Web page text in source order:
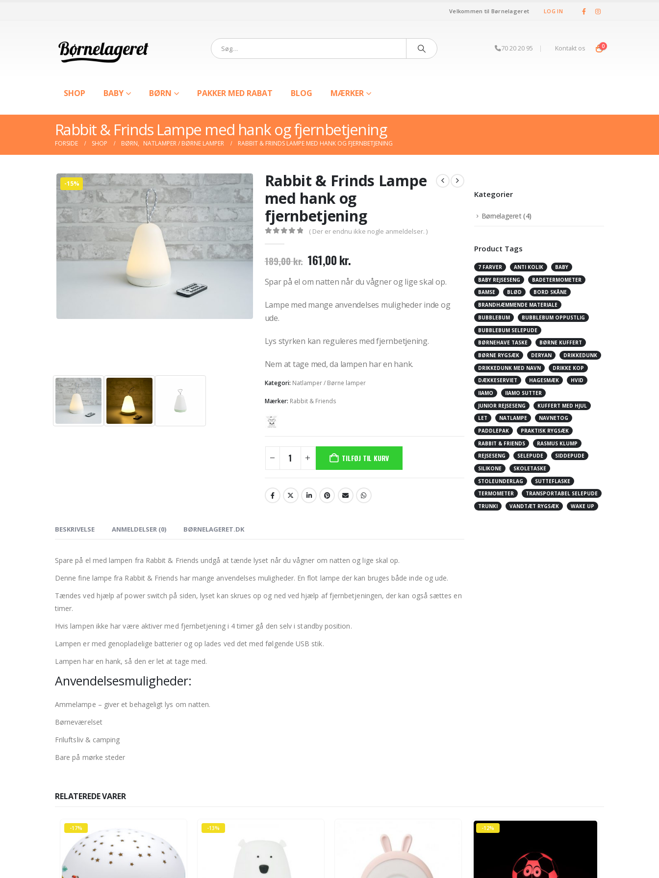
Velkommen til Børnelageret LOG IN
70 20 20 95 | Kontakt os 0
SHOP BABY BØRN PAKKER MED RABAT BLOG MÆRKER
Rabbit & Frinds Lampe med hank og fjernbetjening
FORSIDE SHOP BØRN, NATLAMPER / BØRNE LAMPER RABBIT & FRINDS LAMPE MED HANK OG FJERNBETJENING
-15%
Rabbit & Frinds Lampe
med hank og
fjernbetjening
( Der er endnu ikke nogle anmeldelser. )
189,00kr. Den
oprindelige
pris
189,00 kr..
161,00kr.Den
aktuelle
pris
161,00 kr..
Spar på el om natten når du vågner og lige skal op.
Lampe med mange anvendelses muligheder inde og
ude.
Lys styrken kan reguleres med fjernbetjening.
Nem at tage med, da lampen har en hank.
Kategori: Natlamper / Børne lamper
Mærker: Rabbit & Friends
TILFØJ TIL KURV
BESKRIVELSE ANMELDELSER (0) BØRNELAGERET.DK
Spare på el med lampen fra Rabbit & Friends undgå at tænde lyset når du vågner om natten og lige skal op.
Denne fine lampe fra Rabbit & Friends har mange anvendelses muligheder. En flot lampe der kan bruges både inde og ude.
Tændes ved hjælp af power switch på siden, lyset kan skrues op og ned ved hjælp af fjernbetjeningen, der kan også sættes en
timer.
Hvis lampen ikke har være aktiver med fjernbetjening i 4 timer gå den selv i standby position.
Lampen er med genopladelige batterier og op lades ved det med følgende USB stik.
Lampen har en hank, så den er let at tage med.
Anvendelsesmuligheder:
Ammelampe – giver et behageligt lys om natten.
Børneværelset
Friluftsliv & camping
Bare på mørke steder
Kategorier
Børnelageret(4)
Product Tags
7 FARVER ANTI KOLIK
BABY
BABY REJSESENG
BADETERMOMETER
BAMSE
BLØD
BORD SKÅNE
BRANDHÆMMENDE MATERIALE
BUBBLEBUM
BUBBLEBUM OPPUSTLIG
BUBBLEBUM SELEPUDE
BØRNEHAVE TASKE
BØRNE KUFFERT
BØRNE RYGSÆK
DERYAN
DRIKKEDUNK
DRIKKEDUNK MED NAVN
DRIKKE KOP
DÆKKESERVIET
HAGESMÆK
HVID
IIAMO
IIAMO SUTTER
JUNIOR REJSESENG
KUFFERT MED HJUL
LET
NATLAMPE
NAVNETOG
PADDLEPAK
PRAKTISK RYGSÆK
RABBIT & FRIENDS
RASMUS KLUMP
REJSESENG
SELEPUDE
SIDDEPUDE
SILIKONE
SKOLETASKE
STOLEUNDERLAG
SUTTEFLASKE
TERMOMETER
TRANSPORTABEL SELEPUDE
TRUNKI
VANDTÆT RYGSÆK WAKE UP
RELATEREDE VARER
-17% -13% -12%